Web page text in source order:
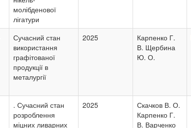
молібденової
лігатури
Сучасний стан
використання
графітованої
продукції в
металургії
2025
Карпенко Г.
В. Щербина
Ю. О.
. Сучасний стан
розроблення
міцних ливарних
2025
Скачков В. О.
Карпенко Г.
В. Варченко